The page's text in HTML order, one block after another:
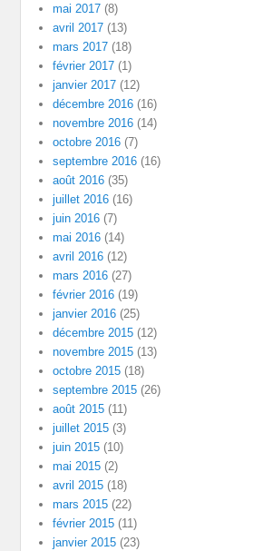
mai 2017 (8)
avril 2017 (13)
mars 2017 (18)
février 2017 (1)
janvier 2017 (12)
décembre 2016 (16)
novembre 2016 (14)
octobre 2016 (7)
septembre 2016 (16)
août 2016 (35)
juillet 2016 (16)
juin 2016 (7)
mai 2016 (14)
avril 2016 (12)
mars 2016 (27)
février 2016 (19)
janvier 2016 (25)
décembre 2015 (12)
novembre 2015 (13)
octobre 2015 (18)
septembre 2015 (26)
août 2015 (11)
juillet 2015 (3)
juin 2015 (10)
mai 2015 (2)
avril 2015 (18)
mars 2015 (22)
février 2015 (11)
janvier 2015 (23)